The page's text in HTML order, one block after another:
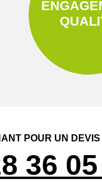
POUR UN DEVIS
36